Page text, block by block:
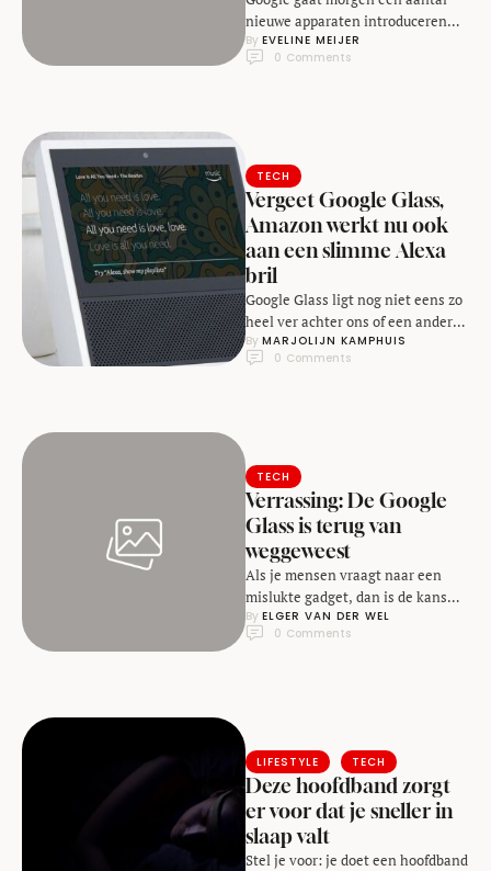
nieuwe apparaten introduceren
tijdens zijn hardware-evenement.
Naar alle waarschijnlijkheid gaat
By EVELINE MEIJER
0 Comments
TECH
Vergeet Google Glass,
Amazon werkt nu ook
aan een slimme Alexa
bril
Google Glass ligt nog niet eens zo
heel ver achter ons of een andere
techgigant - Amazon - …
By MARJOLIJN KAMPHUIS
0 Comments
TECH
Verrassing: De Google
Glass is terug van
weggeweest
Als je mensen vraagt naar een
mislukte gadget, dan is de kans
groot dat mensen beginnen over
de …
By ELGER VAN DER WEL
0 Comments
LIFESTYLE TECH
Deze hoofdband zorgt
er voor dat je sneller in
slaap valt
Stel je voor: je doet een hoofdband